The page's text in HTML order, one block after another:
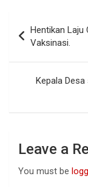
b
o
o
k
s
A
p
p
navigation
Hentikan Laju
Vaksinasi.
Kepala
Leave a
You must be